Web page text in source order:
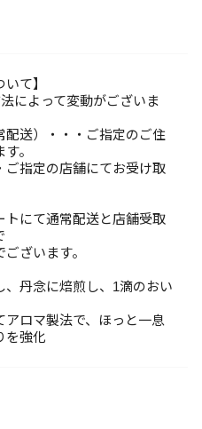
て】
によって変動がございま
配送）・・・ご指定のご住
。
ご指定の店舗にてお受け取
トにて通常配送と店舗受取
ざいます。
、丹念に焙煎し、1滴のおい
アロマ製法で、ほっと一息
を強化